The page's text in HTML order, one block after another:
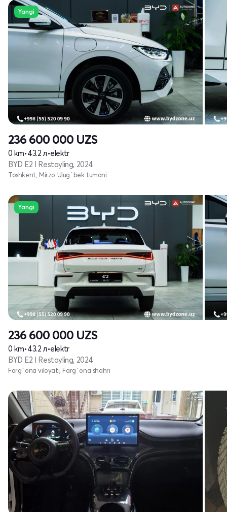
Yangi
236 600 000 UZS
0 km•43.2 л•elektr
BYD E2 I Restayling, 2024
Toshkent, Mirzo Ulug`bek tumani
Yangi
236 600 000 UZS
0 km•43.2 л•elektr
BYD E2 I Restayling, 2024
Farg`ona viloyati, Farg`ona shahri